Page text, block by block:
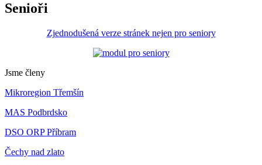
Senioři
Zjednodušená verze stránek nejen pro seniory
Jsme členy
Mikroregion Třemšín
MAS Podbrdsko
DSO ORP Příbram
Čechy nad zlato